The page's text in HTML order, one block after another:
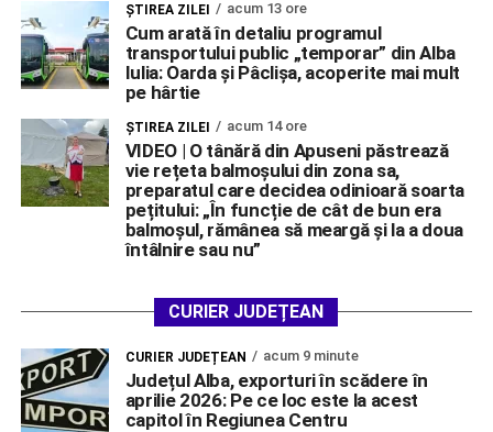
ŞTIREA ZILEI acum 13 ore
Cum arată în detaliu programul
transportului public „temporar” din Alba
Iulia: Oarda și Pâclișa, acoperite mai mult
pe hârtie
ŞTIREA ZILEI acum 14 ore
VIDEO | O tânără din Apuseni păstrează
vie rețeta balmoșului din zona sa,
preparatul care decidea odinioară soarta
pețitului: „În funcție de cât de bun era
balmoșul, rămânea să meargă și la a doua
întâlnire sau nu”
CURIER JUDEȚEAN
CURIER JUDEȚEAN acum 9 minute
Județul Alba, exporturi în scădere în
aprilie 2026: Pe ce loc este la acest
capitol în Regiunea Centru